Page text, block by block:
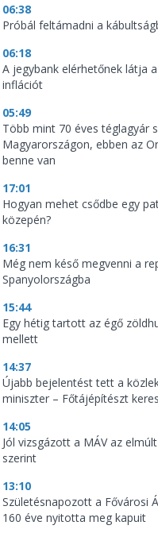
06:38
Próbál feltámadni a
06:18
A jegybank elérhetőnek látja
inflációt
05:49
Több mint 70 éves téglagyár
Magyarországon, ebben az
benne van
17:01
Hogyan mehet csődbe egy
közepén?
16:31
Még nem késő megvenni a
Spanyolországba
15:44
Egy hétig tartott az égő
mellett
14:37
Újabb bejelentést tett a
miniszter – Főtájépítészt
14:05
Jól vizsgázott a MÁV az
szerint
13:10
Születésnapozott a Fővárosi
160 éve nyitotta meg kapuit